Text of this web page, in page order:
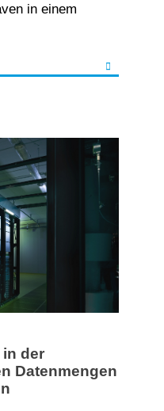
in einem
in der
Datenmengen